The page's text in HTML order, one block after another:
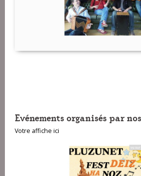
Evénements organisés par
Votre affiche ici